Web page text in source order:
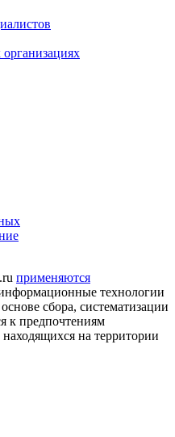
применяются
технологии
сбора, систематизации
к предпочтениям
на территории